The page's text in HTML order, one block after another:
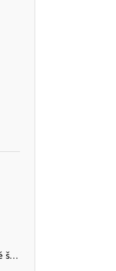
Lepící závaží 60g 12x5 g lakované šedé